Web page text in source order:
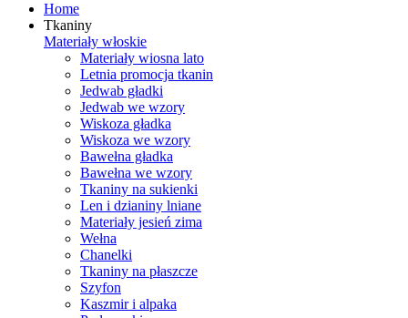
Home
Tkaniny
Materiały włoskie
Materiały wiosna lato
Letnia promocja tkanin
Jedwab gładki
Jedwab we wzory
Wiskoza gładka
Wiskoza we wzory
Bawełna gładka
Bawełna we wzory
Tkaniny na sukienki
Len i dzianiny lniane
Materiały jesień zima
Wełna
Chanelki
Tkaniny na płaszcze
Szyfon
Kaszmir i alpaka